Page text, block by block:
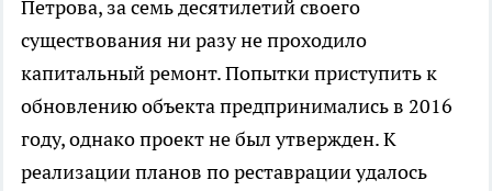
Петрова, за семь десятилетий своего
существования ни разу не проходило
капитальный ремонт. Попытки приступить к
обновлению объекта предпринимались в 2016
году, однако проект не был утвержден. К
реализации планов по реставрации удалось